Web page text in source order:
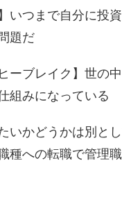
いつまで自分に投
題だ
ーブレイク】世の
組みになっている
いかどうかは別と
種への転職で管理